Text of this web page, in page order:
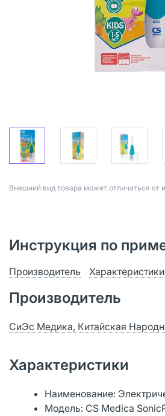
Bнешний вид товара может отличаться от
Инструкция по
Производитель Характеристики
Производитель
СиЭс Медика, Китайская
Характеристики
Наименование:
Модель: CS Medica